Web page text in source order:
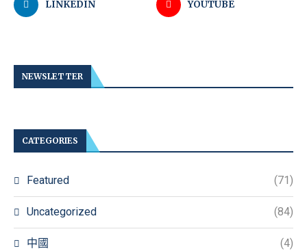
LINKEDIN YOUTUBE
NEWSLETTER
CATEGORIES
Featured (71)
Uncategorized (84)
中國 (4)